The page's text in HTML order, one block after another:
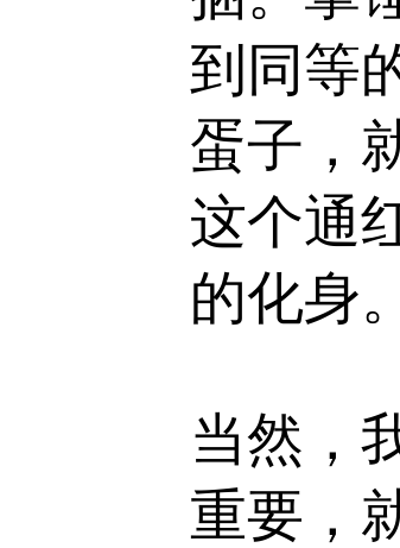
到同等
蛋子，
这个通
的化身。
当然，
重要，